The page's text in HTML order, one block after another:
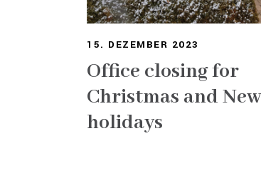
15. DEZEMBER 2023
Office closing for
Christmas and
holidays